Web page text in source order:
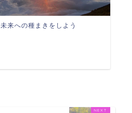
未来への種まきをしよう